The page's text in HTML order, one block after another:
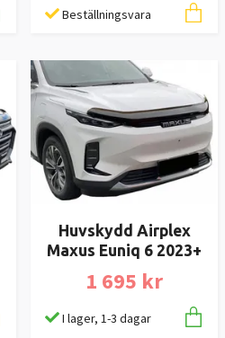
Beställningsvara
Huvskydd Airplex
Maxus Euniq 6 2023+
1 695 kr
I lager, 1-3 dagar